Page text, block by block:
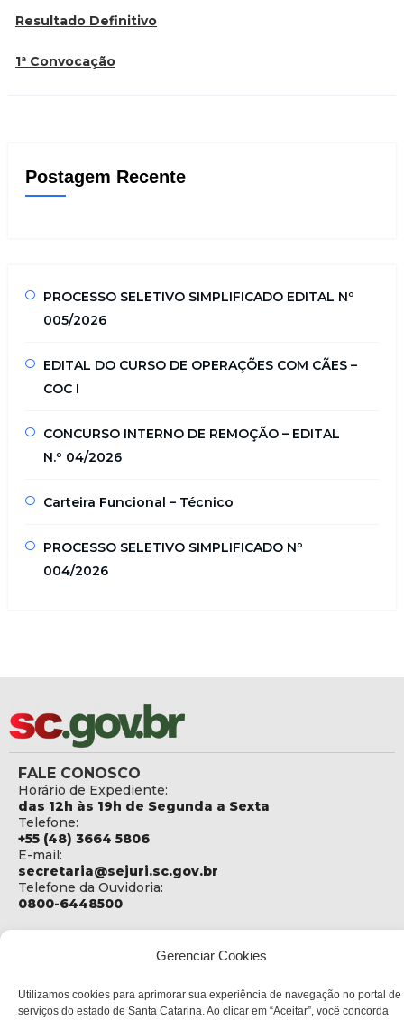
Gerenciar Cookies
Utilizamos cookies para aprimorar sua experiência de navegação no portal de
serviços do estado de Santa Catarina. Ao clicar em “Aceitar”, você concorda
Resultado Definitivo
1ª Convocação
Postagem Recente
PROCESSO SELETIVO SIMPLIFICADO EDITAL Nº
005/2026
EDITAL DO CURSO DE OPERAÇÕES COM CÃES –
COC I
CONCURSO INTERNO DE REMOÇÃO – EDITAL
N.º 04/2026
Carteira Funcional – Técnico
PROCESSO SELETIVO SIMPLIFICADO Nº
004/2026
FALE CONOSCO
Horário de Expediente:
das 12h às 19h de Segunda a Sexta
Telefone:
+55 (48) 3664 5806
E-mail:
secretaria@sejuri.sc.gov.br
Telefone da Ouvidoria:
0800-6448500
SEJURI - Secretaria de Estado de Justiça e Reintegração
Rua Fúlvio Aducci, 1214 - Loja 06